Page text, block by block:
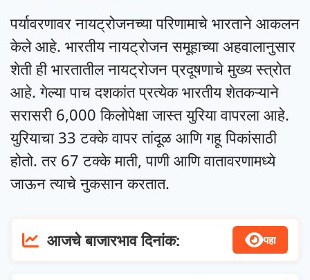
पर्यावरणावर नायट्रोजनच्या परिणामाचे भारताने आकलन
केले आहे. भारतीय नायट्रोजन समूहाच्या अहवालानुसार
शेती ही भारतातील नायट्रोजन प्रदूषणाचे मुख्य स्त्रोत
आहे. गेल्या पाच दशकांत प्रत्येक भारतीय शेतकऱ्याने
सरासरी 6,000 किलोपेक्षा जास्त युरिया वापरला आहे.
युरियाचा 33 टक्के वापर तांदूळ आणि गहू पिकांसाठी
होतो. तर 67 टक्के माती, पाणी आणि वातावरणामध्ये
जाऊन त्याचे नुकसान करतात.
आजचे बाजारभाव दिनांक: पहा